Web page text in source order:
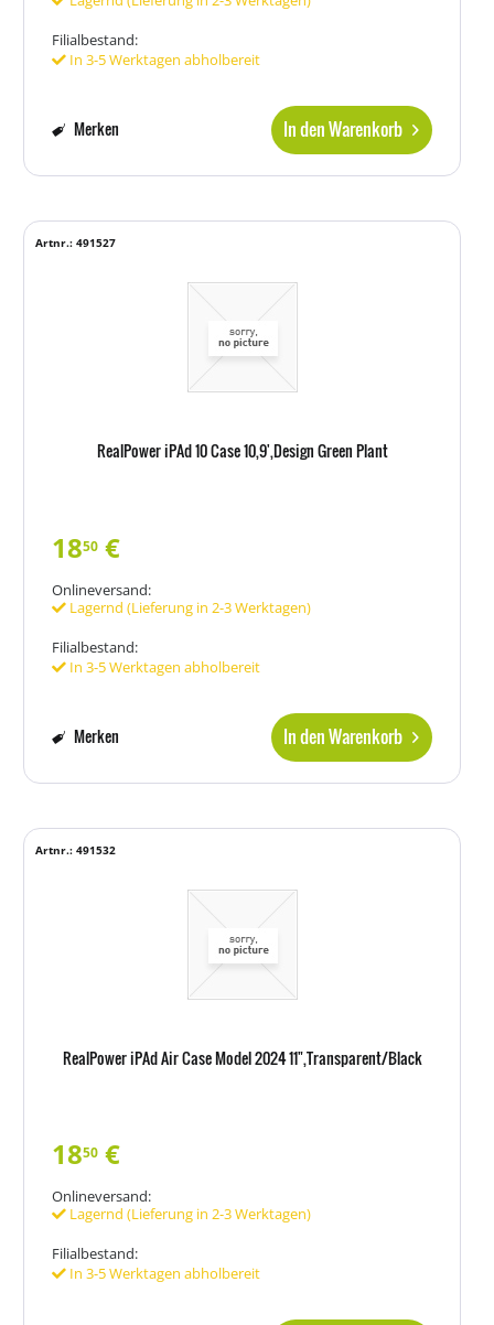
Filialbestand:
In 3-5 Werktagen abholbereit
In den Warenkorb
Merken
RealPower iPAd 10 Case 10,9',Design Green Plant
Artnr.: 491527
1850 €
Onlineversand:
Lagernd (Lieferung in 2-3 Werktagen)
Filialbestand:
In 3-5 Werktagen abholbereit
In den Warenkorb
Merken
RealPower iPAd Air Case Model 2024 11",Transparent/Black
Artnr.: 491532
1850 €
Onlineversand:
Lagernd (Lieferung in 2-3 Werktagen)
Filialbestand:
In 3-5 Werktagen abholbereit